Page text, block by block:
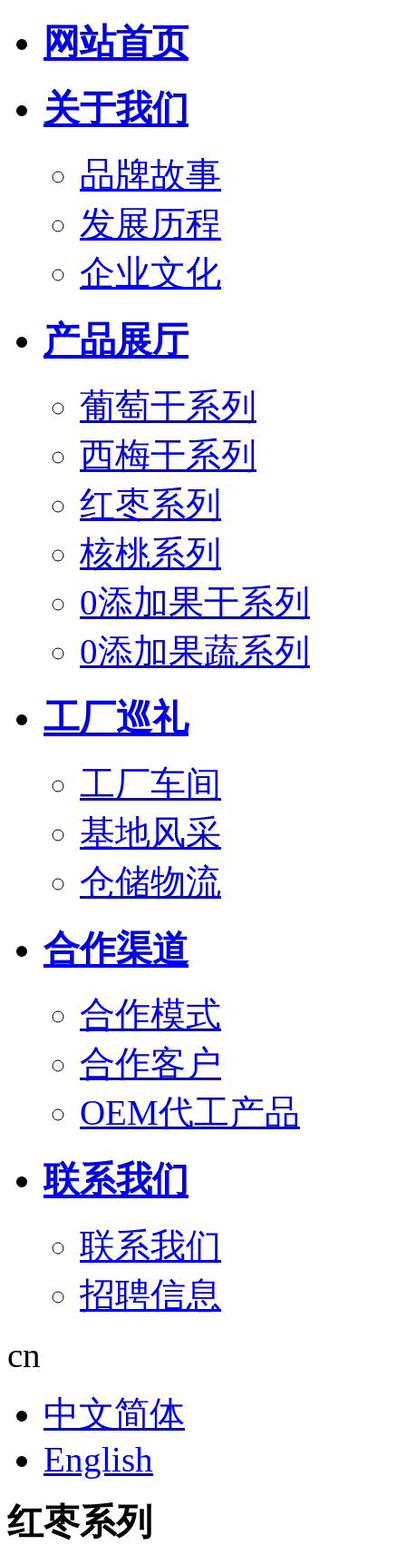
网站首页
关于我们
品牌故事
发展历程
企业文化
产品展厅
葡萄干系列
西梅干系列
红枣系列
核桃系列
0添加果干系列
0添加果蔬系列
工厂巡礼
工厂车间
基地风采
仓储物流
合作渠道
合作模式
合作客户
OEM代工产品
联系我们
联系我们
招聘信息
cn
中文简体
English
红枣系列